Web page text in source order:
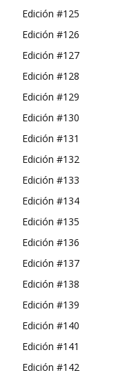
Edición #125
Edición #126
Edición #127
Edición #128
Edición #129
Edición #130
Edición #131
Edición #132
Edición #133
Edición #134
Edición #135
Edición #136
Edición #137
Edición #138
Edición #139
Edición #140
Edición #141
Edición #142